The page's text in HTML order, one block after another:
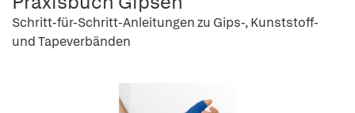
Schritt-für-Schritt-Anleitungen zu Gips-, Kunststoff-
und Tapeverbänden